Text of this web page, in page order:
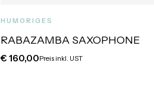
HUMORIGES
RABAZAMBA SAXOPHONE
€ 160,00Preis inkl. UST